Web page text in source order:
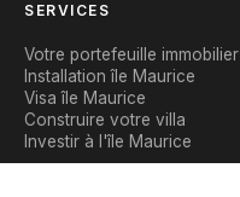
SERVICES
Votre portefeuille immobilier
Installation île Maurice
Visa île Maurice
Construire votre villa
Investir à l'île Maurice